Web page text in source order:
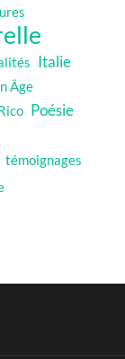
Italie
Âge
Poésie
témoignages